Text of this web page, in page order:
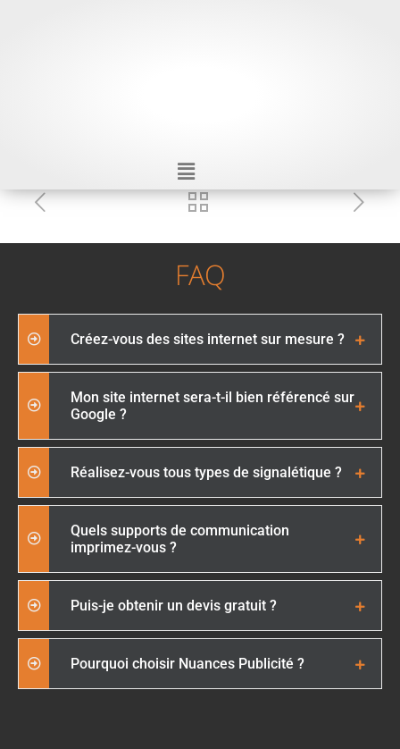
FAQ
Créez-vous des sites internet sur mesure ?
Mon site internet sera-t-il bien référencé sur
Google ?
Réalisez-vous tous types de signalétique ?
Quels supports de communication
imprimez-vous ?
Puis-je obtenir un devis gratuit ?
Pourquoi choisir Nuances Publicité ?